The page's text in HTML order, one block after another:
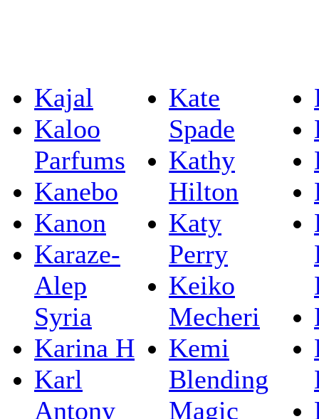
Kajal
Kaloo
Parfums
Kanebo
Kanon
Karaze-
Alep
Syria
Karina H
Karl
Antony
Kate
Spade
Kathy
Hilton
Katy
Perry
Keiko
Mecheri
Kemi
Blending
Magic